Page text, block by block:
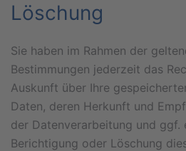
Löschung
Sie haben im Rahmen der
Bestimmungen jederzeit das
Auskunft über Ihre
Daten, deren Herkunft und
der Datenverarbeitung und ggf.
Berichtigung oder Löschung